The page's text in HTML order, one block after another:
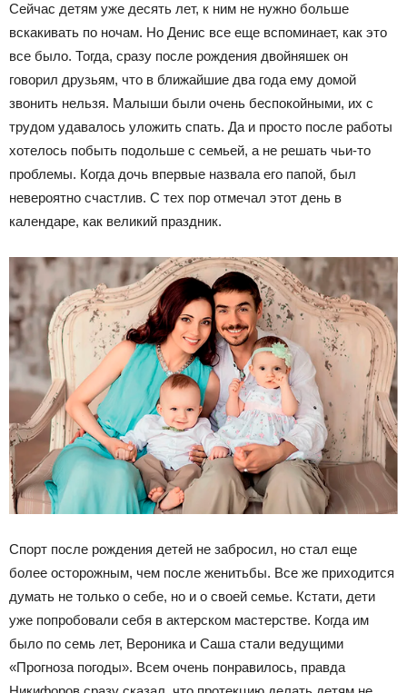
Сейчас детям уже десять лет, к ним не нужно больше
вскакивать по ночам. Но Денис все еще вспоминает, как это
все было. Тогда, сразу после рождения двойняшек он
говорил друзьям, что в ближайшие два года ему домой
звонить нельзя. Малыши были очень беспокойными, их с
трудом удавалось уложить спать. Да и просто после работы
хотелось побыть подольше с семьей, а не решать чьи-то
проблемы. Когда дочь впервые назвала его папой, был
невероятно счастлив. С тех пор отмечал этот день в
календаре, как великий праздник.
Спорт после рождения детей не забросил, но стал еще
более осторожным, чем после женитьбы. Все же приходится
думать не только о себе, но и о своей семье. Кстати, дети
уже попробовали себя в актерском мастерстве. Когда им
было по семь лет, Вероника и Саша стали ведущими
«Прогноза погоды». Всем очень понравилось, правда